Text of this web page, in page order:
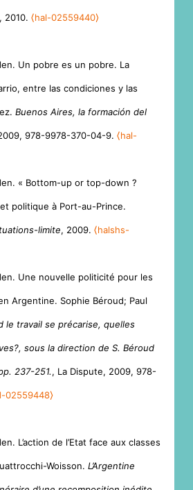
2010. ⟨hal-02559440⟩
Un pobre es un pobre. La
entre las condiciones y las
Buenos Aires, la formación del
978-9978-370-04-9. ⟨hal-
« Bottom-up or top-down ?
politique à Port-au-Prince.
limite, 2009. ⟨halshs-
Une nouvelle politicité pour les
Argentine. Sophie Béroud; Paul
le travail se précarise, quelles
sous la direction de S. Béroud
237-251., La Dispute, 2009, 978-
02559448⟩
L’action de l’Etat face aux classes
Woisson. L’Argentine